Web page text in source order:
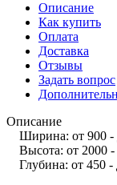
Описание
Как купить
Оплата
Доставка
Отзывы
Задать вопрос
Описание
Ширина: от 900 -
Высота: от 2000
Глубина: от 450 -